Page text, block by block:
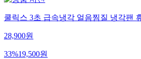
쿨릭스 3초 급속냉각 얼음찜질 냉각팬
28,900원
33%19,500원